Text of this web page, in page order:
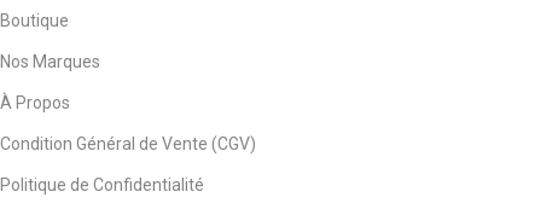
Boutique
Nos Marques
À Propos
Condition Général de Vente (CGV)
Politique de Confidentialité